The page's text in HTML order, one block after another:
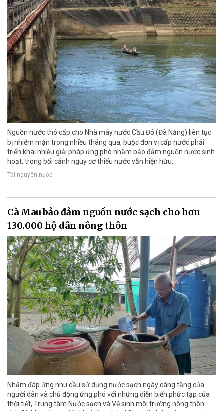
Nguồn nước thô cấp cho Nhà máy nước Cầu Đỏ (Đà Nẵng) liên tục
bị nhiễm mặn trong nhiều tháng qua, buộc đơn vị cấp nước phải
triển khai nhiều giải pháp ứng phó nhằm bảo đảm nguồn nước sinh
hoạt, trong bối cảnh nguy cơ thiếu nước vẫn hiện hữu.
Tài nguyên nước
Cà Mau bảo đảm nguồn nước sạch cho hơn
130.000 hộ dân nông thôn
Nhằm đáp ứng nhu cầu sử dụng nước sạch ngày càng tăng của
người dân và chủ động ứng phó với những diễn biến phức tạp của
thời tiết, Trung tâm Nước sạch và Vệ sinh môi trường nông thôn